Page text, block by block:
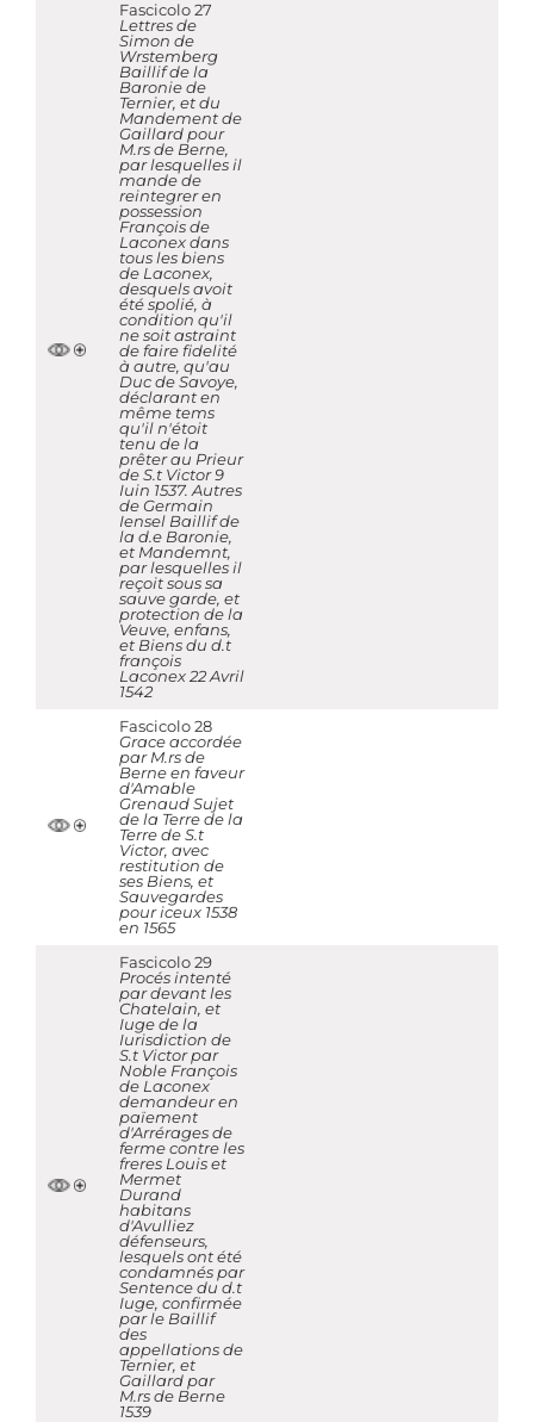
Fascicolo 27
Lettres de
Simon de
Wrstemberg
Baillif de la
Baronie de
Ternier, et du
Mandement de
Gaillard pour
M.rs de Berne,
par lesquelles il
mande de
reintegrer en
possession
François de
Laconex dans
tous les biens
de Laconex,
desquels avoit
été spolié, à
condition qu'il
ne soit astraint
de faire fidelité
à autre, qu'au
Duc de Savoye,
déclarant en
même tems
qu'il n'étoit
tenu de la
prêter au Prieur
de S.t Victor 9
Iuin 1537. Autres
de Germain
Iensel Baillif de
la d.e Baronie,
et Mandemnt,
par lesquelles il
reçoit sous sa
sauve garde, et
protection de la
Veuve, enfans,
et Biens du d.t
françois
Laconex 22 Avril
1542
Fascicolo 28
Grace accordée
par M.rs de
Berne en faveur
d'Amable
Grenaud Sujet
de la Terre de la
Terre de S.t
Victor, avec
restitution de
ses Biens, et
Sauvegardes
pour iceux 1538
en 1565
Fascicolo 29
Procés intenté
par devant les
Chatelain, et
Iuge de la
Iurisdiction de
S.t Victor par
Noble François
de Laconex
demandeur en
païement
d'Arrérages de
ferme contre les
freres Louis et
Mermet
Durand
habitans
d'Avulliez
défenseurs,
lesquels ont été
condamnés par
Sentence du d.t
Iuge, confirmée
par le Baillif
des
appellations de
Ternier, et
Gaillard par
M.rs de Berne
1539